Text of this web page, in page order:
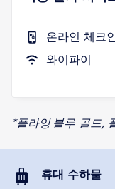
온라인 체크
와이파이
*플라잉 블루 골드,
휴대 수하물